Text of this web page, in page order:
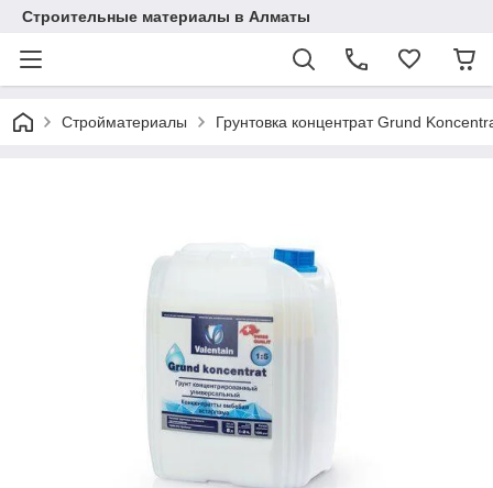
Строительные материалы в Алматы
Стройматериалы Грунтовка концентрат Grund